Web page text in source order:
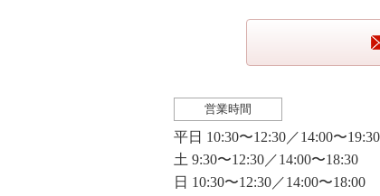
営業時間
平日 10:30〜12:30／14:00〜19:30
土 9:30〜12:30／14:00〜18:30
日 10:30〜12:30／14:00〜18:00